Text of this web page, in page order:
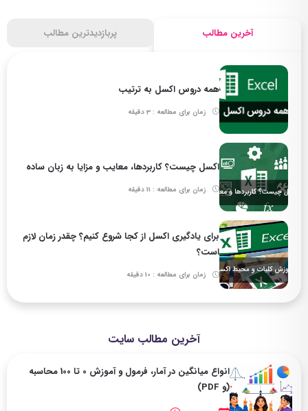
آخرین مطالب پربازدیدترین مطالب
همه دروس اکسل به ترتیب
زمان برای مطالعه : 3 دقیقه
اکسل چیست؟ کاربردها، معایب و مزایا به زبان ساده
زمان برای مطالعه : 11 دقیقه
برای یادگیری اکسل از کجا شروع کنیم؟ چقدر زمان لازم
است؟
زمان برای مطالعه : 10 دقیقه
آخرین مطالب سایت
انواع میانگین در آمار، فرمول و آموزش 0 تا 100 محاسبه
(و PDF)